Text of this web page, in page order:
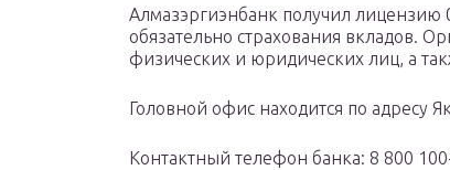
Алмазэргиэнбанк получил лицензию
обязательно страхования вкладов.
физических и юридических лиц, а
Головной офис находится по адресу
Контактный телефон банка: 8 800